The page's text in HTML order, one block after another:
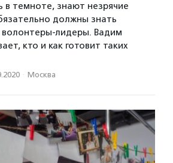
в темноте, знают незрячие
должны знать
лидеры. Вадим
кто и как готовит таких
· Москва